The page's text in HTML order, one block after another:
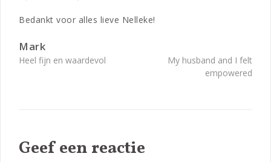
Bedankt voor alles lieve Nelleke!
Mark
Bericht
Heel fijn en waardevol
My husband and I felt
empowered
Geef een reactie